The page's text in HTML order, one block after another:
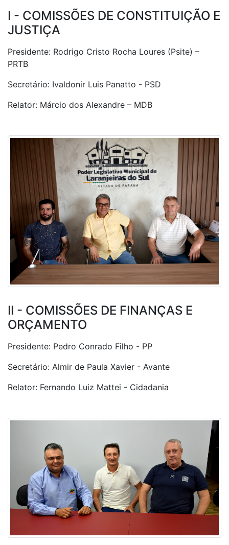
I - COMISSÕES DE CONSTITUIÇÃO E
JUSTIÇA
Presidente: Rodrigo Cristo Rocha Loures (Psite) –
PRTB
Secretário: Ivaldonir Luis Panatto - PSD
Relator: Márcio dos Alexandre – MDB
II - COMISSÕES DE FINANÇAS E
ORÇAMENTO
Presidente: Pedro Conrado Filho - PP
Secretário: Almir de Paula Xavier - Avante
Relator: Fernando Luiz Mattei - Cidadania